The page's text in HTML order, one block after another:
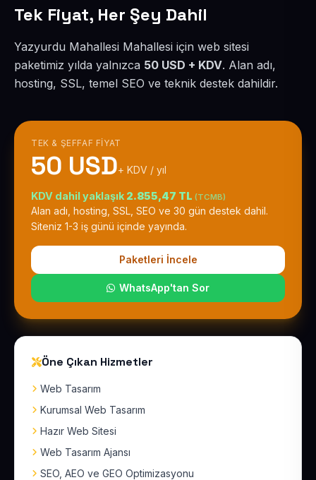
Tek Fiyat, Her Şey Dahil
Yazyurdu Mahallesi Mahallesi için web sitesi
paketimiz yılda yalnızca 50 USD + KDV. Alan adı,
hosting, SSL, temel SEO ve teknik destek dahildir.
TEK & ŞEFFAF FIYAT
50 USD+ KDV / yıl
KDV dahil yaklaşık 2.855,47 TL (TCMB)
Alan adı, hosting, SSL, SEO ve 30 gün destek dahil.
Siteniz 1-3 iş günü içinde yayında.
Paketleri İncele
WhatsApp'tan Sor
Öne Çıkan Hizmetler
Web Tasarım
Kurumsal Web Tasarım
Hazır Web Sitesi
Web Tasarım Ajansı
SEO, AEO ve GEO Optimizasyonu